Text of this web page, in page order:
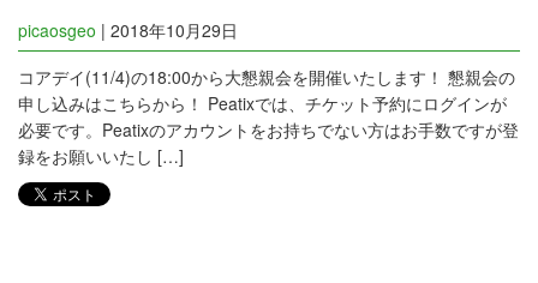
picaosgeo | 2018年10月29日
コアデイ(11/4)の18:00から大懇親会を開催いたします！ 懇親会の
申し込みはこちらから！ Peatixでは、チケット予約にログインが
必要です。Peatixのアカウントをお持ちでない方はお手数ですが登
録をお願いいたし […]